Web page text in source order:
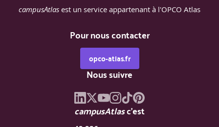
campusAtlas est un service appartenant à l'OPCO Atlas
Pour nous contacter
opco-atlas.fr
Nous suivre
campusAtlasc'est